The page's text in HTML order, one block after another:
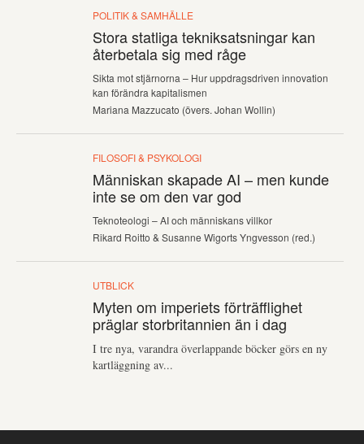
POLITIK & SAMHÄLLE
Stora statliga tekniksatsningar kan
återbetala sig med råge
Sikta mot stjärnorna – Hur uppdragsdriven innovation
kan förändra kapitalismen
Mariana Mazzucato (övers. Johan Wollin)
FILOSOFI & PSYKOLOGI
Människan skapade AI – men kunde
inte se om den var god
Teknoteologi – AI och människans villkor
Rikard Roitto & Susanne Wigorts Yngvesson (red.)
UTBLICK
Myten om imperiets förträfflighet
präglar storbritannien än i dag
I tre nya, varandra överlappande böcker görs en ny
kartläggning av...